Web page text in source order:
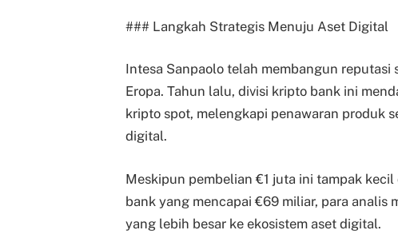
### Langkah Strategis Menuju Aset Digital
Intesa Sanpaolo telah membangun
Eropa. Tahun lalu, divisi kripto bank ini
kripto spot, melengkapi penawaran produk
digital.
Meskipun pembelian €1 juta ini tampak
bank yang mencapai €69 miliar, para analis
yang lebih besar ke ekosistem aset digital.